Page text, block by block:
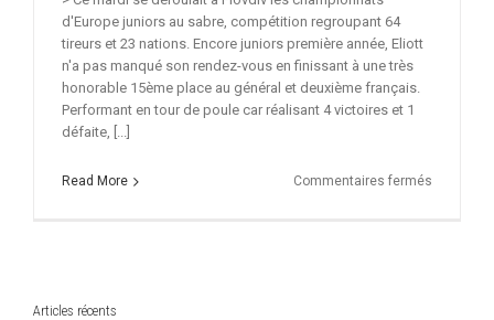
d'Europe juniors au sabre, compétition regroupant 64
tireurs et 23 nations. Encore juniors première année, Eliott
n'a pas manqué son rendez-vous en finissant à une très
honorable 15ème place au général et deuxième français.
Performant en tour de poule car réalisant 4 victoires et 1
défaite, [...]
Read More Commentaires fermés
Articles récents